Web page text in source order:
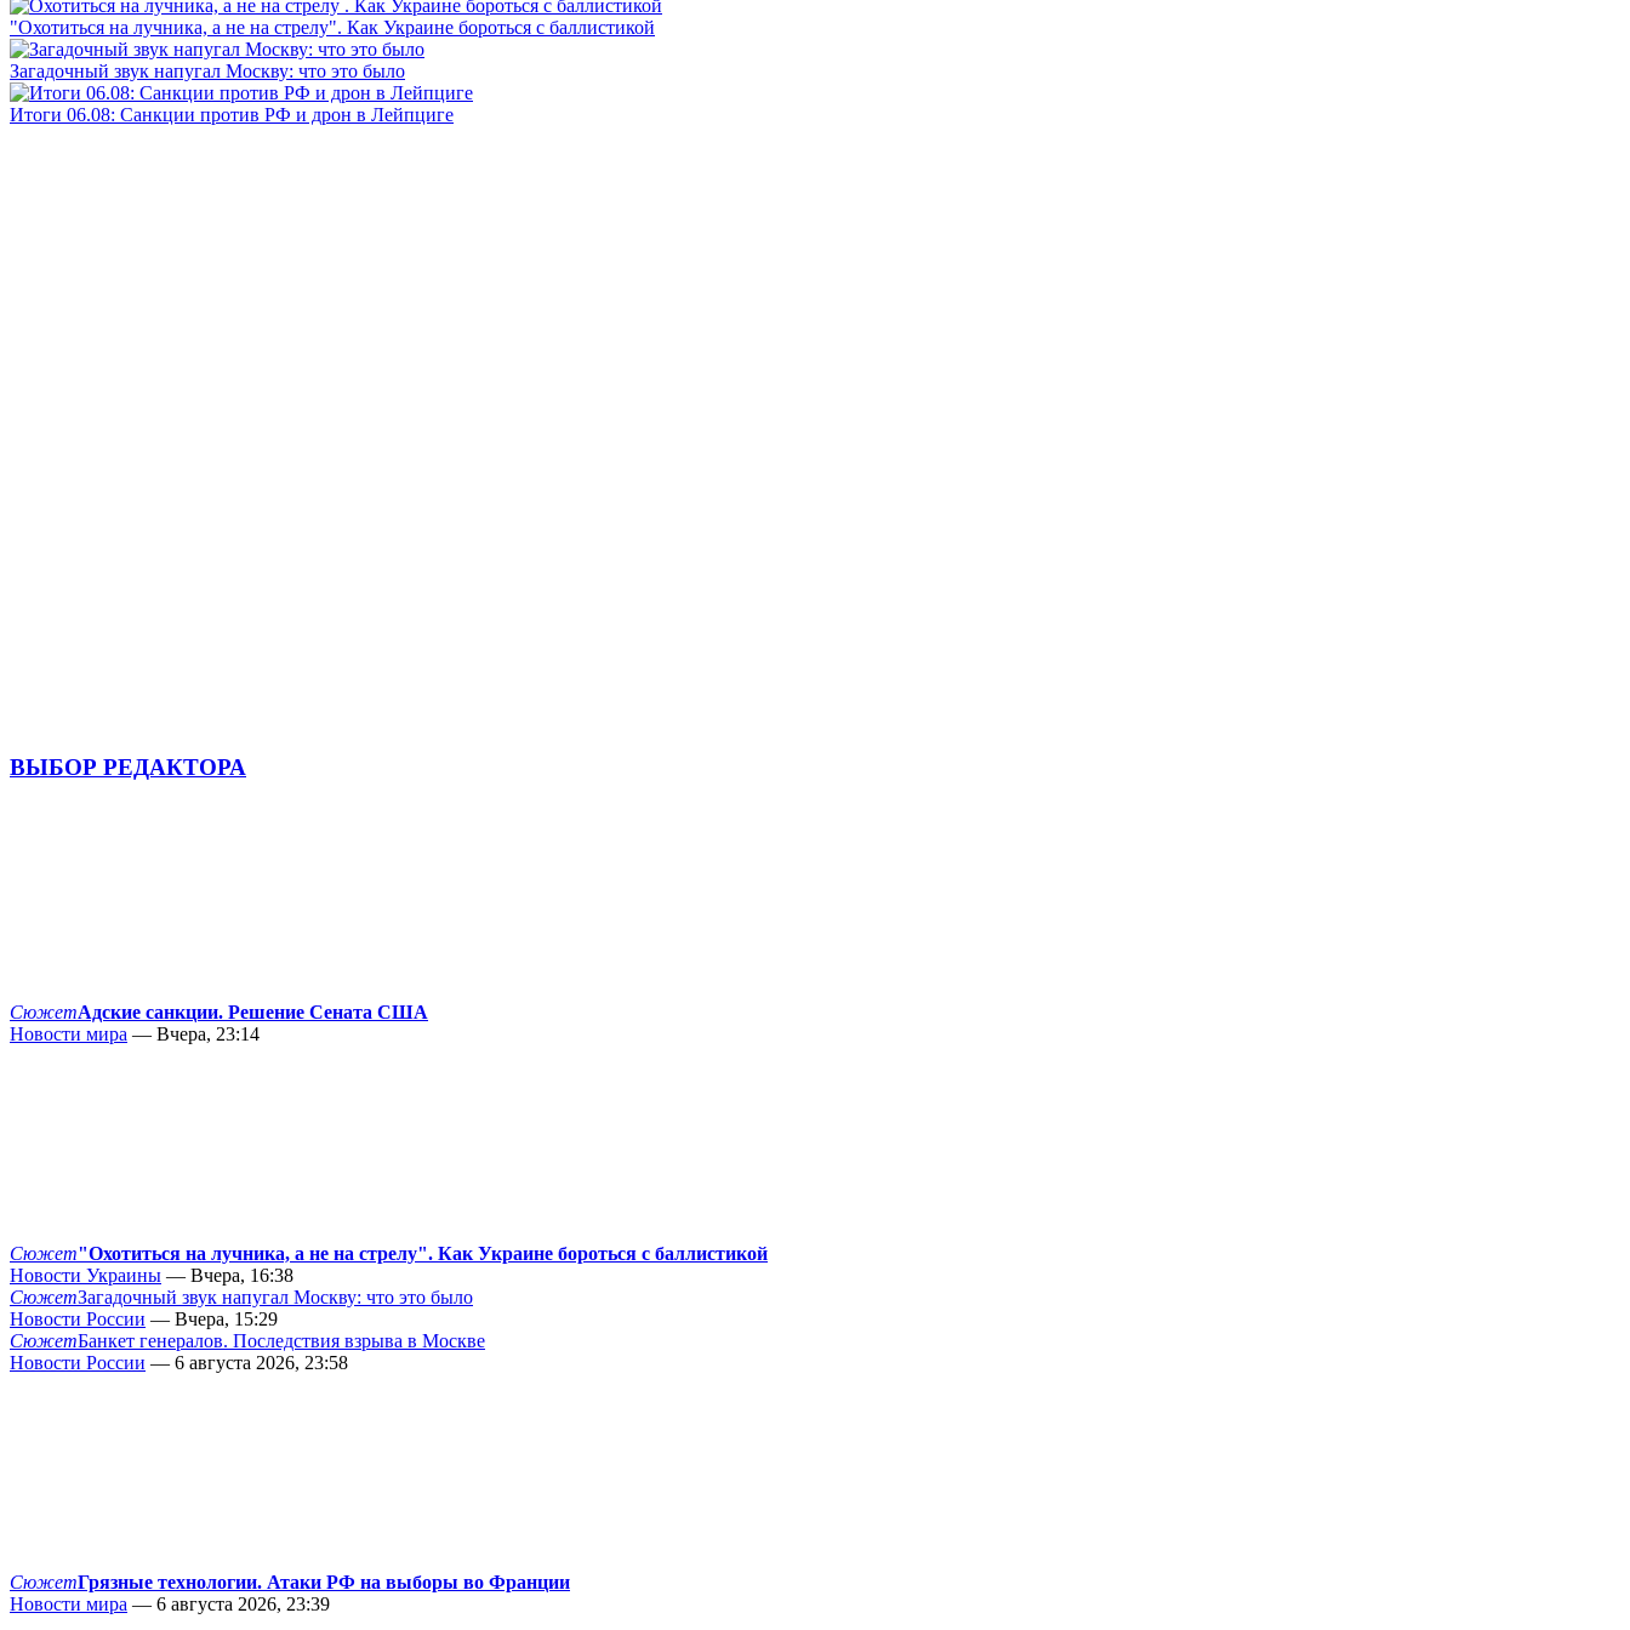
"Охотиться на лучника, а не на стрелу". Как Украине бороться с баллистикой
Загадочный звук напугал Москву: что это было
Итоги 06.08: Санкции против РФ и дрон в Лейпциге
ВЫБОР РЕДАКТОРА
СюжетАдские санкции. Решение Сената США
Новости мира — Вчера, 23:14
Сюжет"Охотиться на лучника, а не на стрелу". Как Украине бороться с баллистикой
Новости Украины — Вчера, 16:38
СюжетЗагадочный звук напугал Москву: что это было
Новости России — Вчера, 15:29
СюжетБанкет генералов. Последствия взрыва в Москве
Новости России — 6 августа 2026, 23:58
СюжетГрязные технологии. Атаки РФ на выборы во Франции
Новости мира — 6 августа 2026, 23:39